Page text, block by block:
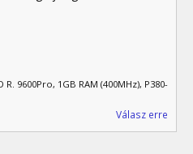
R. 9600Pro, 1GB RAM (400MHz), P380-
Válasz erre